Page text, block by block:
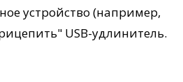
устройство (например,
USB-удлинитель.